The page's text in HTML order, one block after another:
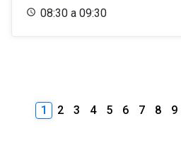
08:30 a 09:30
1 2 3 4 5 6 7 8 9